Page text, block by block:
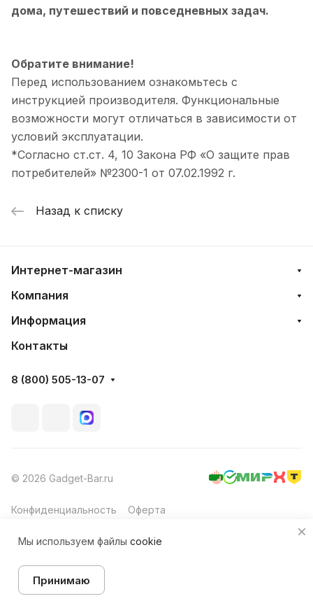
дома, путешествий и повседневных задач.
Обратите внимание!
Перед использованием ознакомьтесь с
инструкцией производителя. Функциональные
возможности могут отличаться в зависимости от
условий эксплуатации.
*Согласно ст.ст. 4, 10 Закона РФ «О защите прав
потребителей» №2300-1 от 07.02.1992 г.
Назад к списку
Главная Каталог
Интернет-магазин
Компания
Информация
Контакты
8 (800) 505-13-07
© 2026 Gadget-Bar.ru
Конфиденциальность Оферта
Мы используем файлы cookie
Принимаю